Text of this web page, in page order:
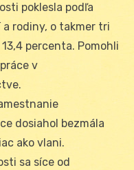
poklesla podľa
rodiny, o takmer tri
percenta. Pomohli
v
dosiahol bezmála
ako vlani.
sa síce od